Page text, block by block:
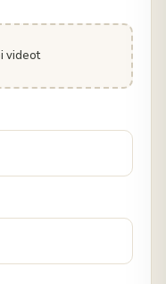
videot